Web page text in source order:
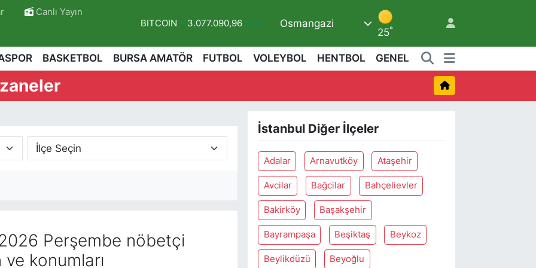
Canlı Yayın
DOLAR
47,6006 %0.06
EURO
55,0250 %0.02
STERLİN
64,2398 %0.2
Osmangazi
25°
BASKETBOL BURSA AMATÖR FUTBOL VOLEYBOL HENTBOL GENEL
Perşembe nöbetçi
konumları
İstanbul Diğer İlçeler
Adalar Arnavutköy Ataşehir
Avcilar Bağcilar Bahçelievler
Bakirköy Başakşehir
Bayrampaşa Beşiktaş Beykoz
Beylikdüzü Beyoğlu